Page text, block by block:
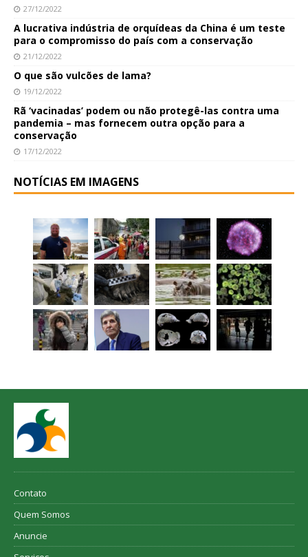
27/12/2022
A lucrativa indústria de orquídeas da China é um teste
para o compromisso do país com a conservação
21/12/2022
O que são vulcões de lama?
19/12/2022
Rã ‘vacinadas’ podem ou não protegê-las contra uma
pandemia – mas fornecem outra opção para a
conservação
17/12/2022
NOTÍCIAS EM IMAGENS
Contato
Quem Somos
Anuncie